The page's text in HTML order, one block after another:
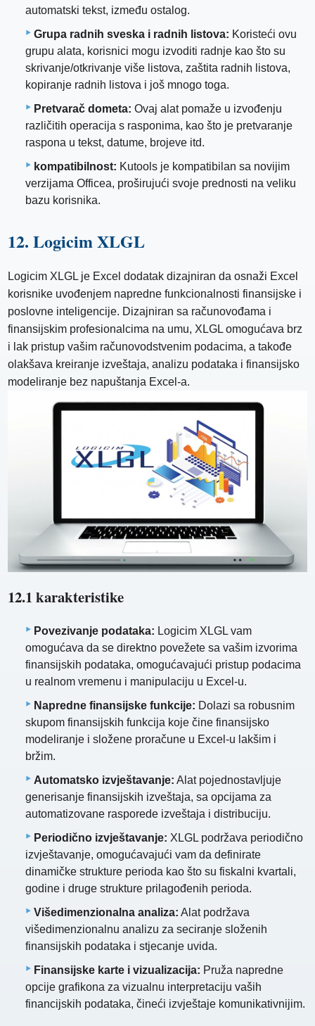
automatski tekst, između ostalog.
Grupa radnih sveska i radnih listova: Koristeći ovu
grupu alata, korisnici mogu izvoditi radnje kao što su
skrivanje/otkrivanje više listova, zaštita radnih listova,
kopiranje radnih listova i još mnogo toga.
Pretvarač dometa: Ovaj alat pomaže u izvođenju
različitih operacija s rasponima, kao što je pretvaranje
raspona u tekst, datume, brojeve itd.
kompatibilnost: Kutools je kompatibilan sa novijim
verzijama Officea, proširujući svoje prednosti na veliku
bazu korisnika.
12. Logicim XLGL
Logicim XLGL je Excel dodatak dizajniran da osnaži Excel
korisnike uvođenjem napredne funkcionalnosti finansijske i
poslovne inteligencije. Dizajniran sa računovođama i
finansijskim profesionalcima na umu, XLGL omogućava brz
i lak pristup vašim računovodstvenim podacima, a takođe
olakšava kreiranje izveštaja, analizu podataka i finansijsko
modeliranje bez napuštanja Excel-a.
12.1 karakteristike
Povezivanje podataka: Logicim XLGL vam
omogućava da se direktno povežete sa vašim izvorima
finansijskih podataka, omogućavajući pristup podacima
u realnom vremenu i manipulaciju u Excel-u.
Napredne finansijske funkcije: Dolazi sa robusnim
skupom finansijskih funkcija koje čine finansijsko
modeliranje i složene proračune u Excel-u lakšim i
bržim.
Automatsko izvještavanje: Alat pojednostavljuje
generisanje finansijskih izveštaja, sa opcijama za
automatizovane rasporede izveštaja i distribuciju.
Periodično izvještavanje: XLGL podržava periodično
izvještavanje, omogućavajući vam da definirate
dinamičke strukture perioda kao što su fiskalni kvartali,
godine i druge strukture prilagođenih perioda.
Višedimenzionalna analiza: Alat podržava
višedimenzionalnu analizu za seciranje složenih
finansijskih podataka i stjecanje uvida.
Finansijske karte i vizualizacija: Pruža napredne
opcije grafikona za vizualnu interpretaciju vaših
financijskih podataka, čineći izvještaje komunikativnijim.